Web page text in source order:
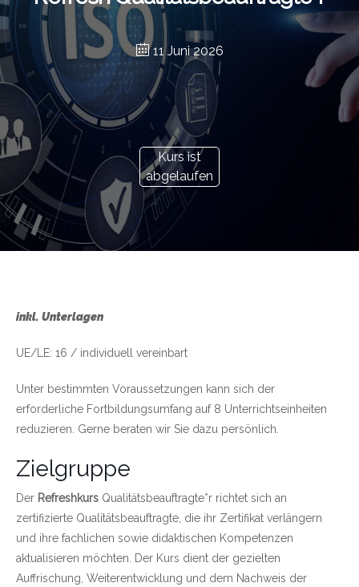
11 Juni 2026
Kurs ist
abgelaufen
inkl. Unterlagen
UE/LE: 16 / individuell vereinbart
Unter bestimmten Voraussetzungen kann sich der
erforderliche Fortbildungsumfang auf 8 Unterrichtseinheiten
reduzieren. Gerne beraten wir Sie dazu persönlich.
Zielgruppe
Der Refreshkurs Qualitätsbeauftragte*r richtet sich an
zertifizierte Qualitätsbeauftragte, die ihr Zertifikat verlängern
und ihre fachlichen sowie didaktischen Kompetenzen
aktualisieren möchten. Der Kurs dient der gezielten
Auffrischung, Weiterentwicklung und dem Nachweis der